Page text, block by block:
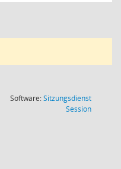
Software:Sitzungsdienst
Session(Wird in